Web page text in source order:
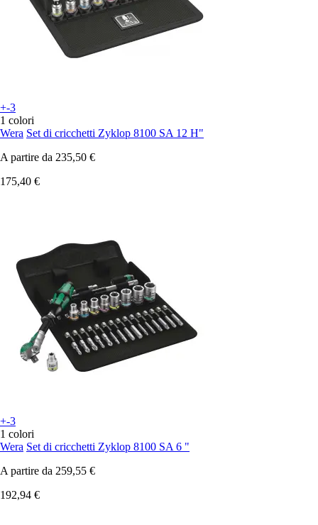
+-3
1 colori
Wera Set di cricchetti Zyklop 8100 SA 12 H"
A partire da 235,50 €
175,40 €
+-3
1 colori
Wera Set di cricchetti Zyklop 8100 SA 6 "
A partire da 259,55 €
192,94 €